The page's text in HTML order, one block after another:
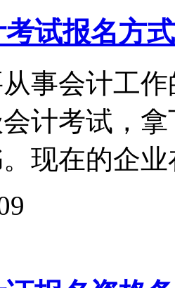
试报名方
事会计工
计考试，
现在的企